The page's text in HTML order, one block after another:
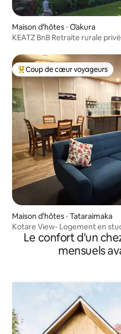
Maison d'hôtes ⋅ Ōakura
KEATZ BnB Retraite rurale
Coups de cœur voyageurs les
Coup de cœur voyageurs
Maison d'hôtes ⋅ Tataraimaka
Kotare View- Logement en
Le confort d'un
mensuels